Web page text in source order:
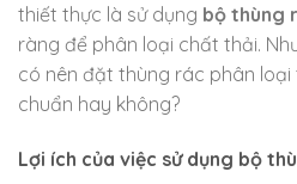
thiết thực là sử dụng bộ thùng
ràng để phân loại chất thải.
có nên đặt thùng rác phân
chuẩn hay không?
Lợi ích của việc sử dụng bộ